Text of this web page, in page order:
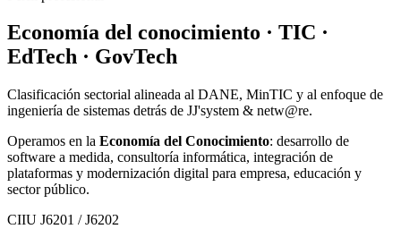
Economía del conocimiento · TIC ·
EdTech · GovTech
Clasificación sectorial alineada al DANE, MinTIC y al enfoque de
ingeniería de sistemas detrás de JJ'system & netw@re.
Operamos en la Economía del Conocimiento: desarrollo de
software a medida, consultoría informática, integración de
plataformas y modernización digital para empresa, educación y
sector público.
CIIU J6201 / J6202